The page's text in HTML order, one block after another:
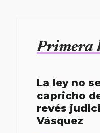
Primera
La ley no
capricho
revés
Vásquez